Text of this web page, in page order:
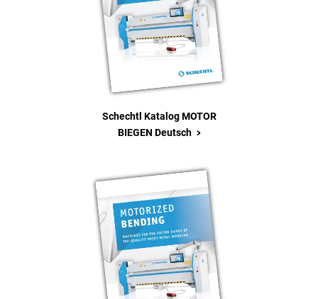
Schechtl Katalog MOTOR
BIEGEN Deutsch >